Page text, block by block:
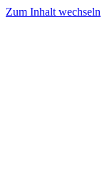
Zum Inhalt wechseln